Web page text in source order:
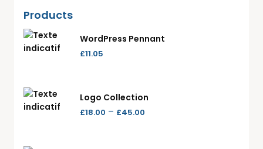
Products
WordPress Pennant
£11.05
Logo Collection
£18.00 – £45.00